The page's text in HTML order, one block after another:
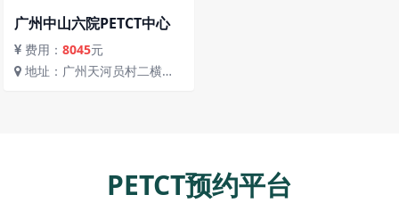
广州中山六院PETCT中心
费用： 8045元
PETCT预约平台